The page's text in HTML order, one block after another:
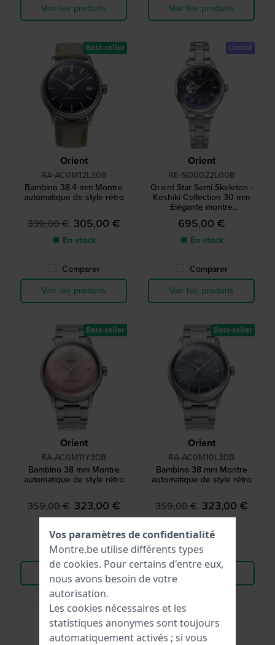
Voir les produits
Voir les produits
Orient
RA-AC0M12L30B
Bambino 38.4 mm Montre
automatique de style rétro
339,00 € 305,00 €
● En stock
Comparer
Voir les produits
Best-seller
Orient
RE-ND0022L00B
Orient Star Semi Skeleton -
Keshiki Collection 30 mm
Élégante montre
automatique pour femmes
en édition limitée avec
cœur ouvert
695,00 €
● En stock
Comparer
Voir les produits
Limité
Orient
RA-AC0M11Y30B
Bambino 38 mm Montre
automatique de style rétro
359,00 € 323,00 €
Comparer
Voir les produits
Best-seller
Orient
RA-AC0M10L30B
Bambino 38 mm Montre
automatique de style rétro
359,00 € 323,00 €
Comparer
Voir les produits
Best-seller
Best-seller
Vos paramètres de confidentialité
Montre.be utilise différents types
de cookies. Pour certains d'entre eux,
nous avons besoin de votre
autorisation.
Les cookies nécessaires et les
statistiques anonymes sont toujours
automatiquement activés ; si vous